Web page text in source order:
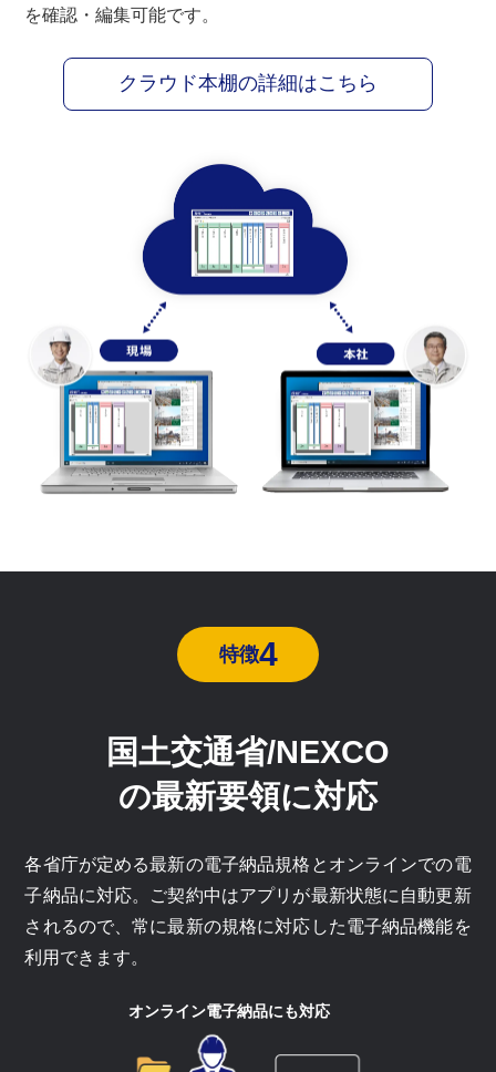
クラウド本棚の詳細はこちら
を確認・編集可能です。
特徴4
国土交通省/NEXCO
の最新要領に対応
各省庁が定める最新の電子納品規格とオンラインでの電
子納品に対応。ご契約中はアプリが最新状態に自動更新
されるので、常に最新の規格に対応した電子納品機能を
利用できます。
オンライン電子納品にも対応